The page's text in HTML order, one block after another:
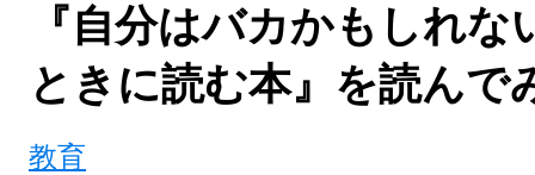
『自分はバカかもしれな
ときに読む本』を読んで
教育